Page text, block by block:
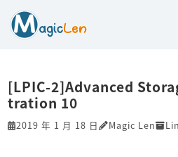
[LPIC-2]Advanced
tration 10
2019 年 1 月 18 日 Magic Len